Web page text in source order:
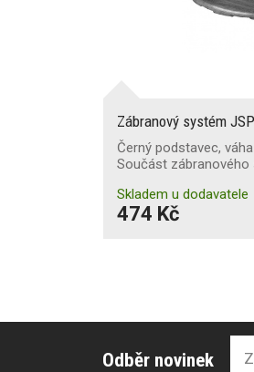
Zábranový systém
Černý podstavec,
Součást zábranového
Skladem u dodavatele
474 Kč
Odběr novinek